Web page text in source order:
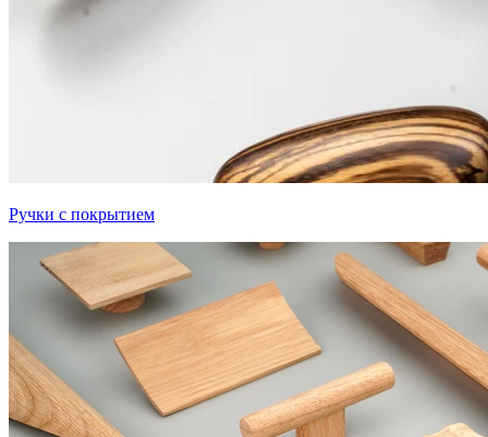
Ручки с покрытием